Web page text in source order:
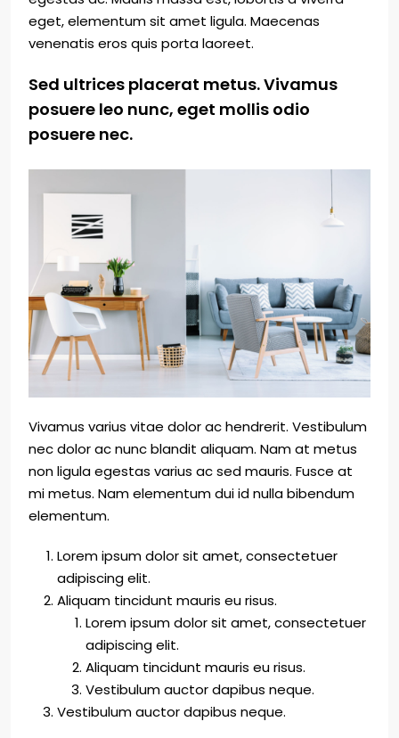
eget, elementum sit amet ligula. Maecenas
venenatis eros quis porta laoreet.
Sed ultrices placerat metus. Vivamus
posuere leo nunc, eget mollis odio
posuere nec.
Vivamus varius vitae dolor ac hendrerit. Vestibulum
nec dolor ac nunc blandit aliquam. Nam at metus
non ligula egestas varius ac sed mauris. Fusce at
mi metus. Nam elementum dui id nulla bibendum
elementum.
Lorem ipsum dolor sit amet, consectetuer
adipiscing elit.
Aliquam tincidunt mauris eu risus.
Lorem ipsum dolor sit amet, consectetuer
adipiscing elit.
Aliquam tincidunt mauris eu risus.
Vestibulum auctor dapibus neque.
Vestibulum auctor dapibus neque.